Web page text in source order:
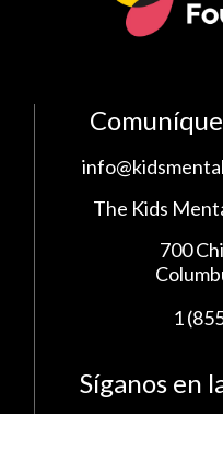
The Kids
700
1
Síganos en